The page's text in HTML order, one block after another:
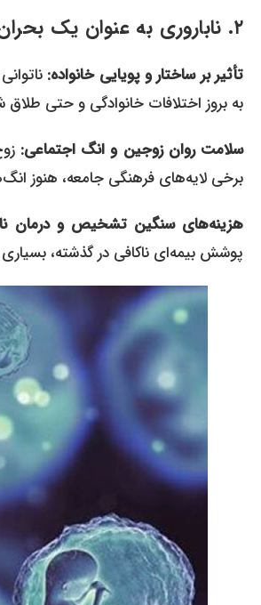
۲. ناباروری به عنوان یک بحران چندوجهی اجتماعی و اقتصادی
تأثیر بر ساختار و پویایی خانواده:
به بروز اختلافات خانوادگی و حتی طلاق
سلامت روان زوجین و انگ اجتماعی:
برخی لایه‌های فرهنگی جامعه، هنوز
هزینه‌های سنگین تشخیص و درمان
پوشش بیمه‌ای ناکافی در گذشته،